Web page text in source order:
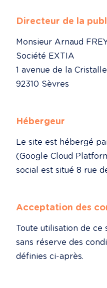
Directeur de la
Monsieur Arnaud
Société EXTIA
1 avenue de la
92310 Sèvres
Hébergeur
Le site est hébergé
(Google Cloud
social est situé 8 rue
Acceptation des
Toute utilisation de ce
sans réserve des
définies ci-après.